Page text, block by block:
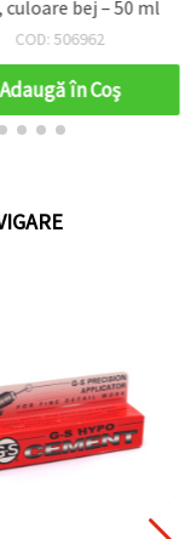
culoare bej – 50 ml
COD: 506962
Adaugă în Coş